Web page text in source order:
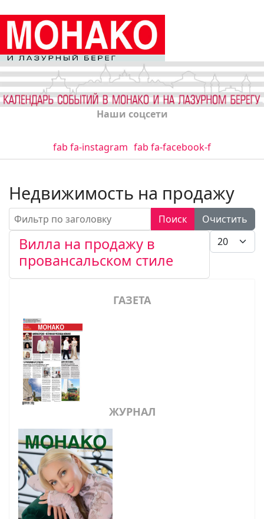
Наши соцсети
fab fa-instagram fab fa-facebook-f
Недвижимость на продажу
Фильтр по заголовку Поиск
Очистить
Кол-во
Вилла на продажу в
провансальском стиле
ГАЗЕТА
ЖУРНАЛ